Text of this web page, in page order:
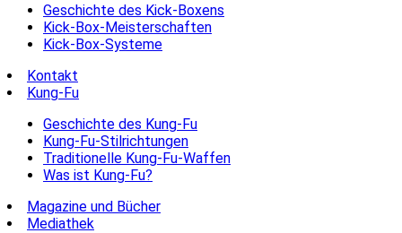
Geschichte des Kick-Boxens
Kick-Box-Meisterschaften
Kick-Box-Systeme
Kontakt
Kung-Fu
Geschichte des Kung-Fu
Kung-Fu-Stilrichtungen
Traditionelle Kung-Fu-Waffen
Was ist Kung-Fu?
Magazine und Bücher
Mediathek